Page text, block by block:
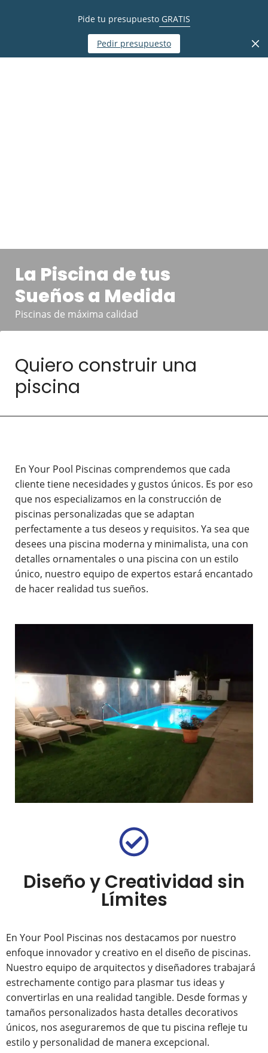
Pide tu presupuesto GRATIS
Pedir presupuesto
La Piscina de tus
Sueños a Medida
Piscinas de máxima calidad
Quiero construir una
piscina
En Your Pool Piscinas comprendemos que cada
cliente tiene necesidades y gustos únicos. Es por eso
que nos especializamos en la construcción de
piscinas personalizadas que se adaptan
perfectamente a tus deseos y requisitos. Ya sea que
desees una piscina moderna y minimalista, una con
detalles ornamentales o una piscina con un estilo
único, nuestro equipo de expertos estará encantado
de hacer realidad tus sueños.
Diseño y Creatividad sin
Límites
En Your Pool Piscinas nos destacamos por nuestro
enfoque innovador y creativo en el diseño de piscinas.
Nuestro equipo de arquitectos y diseñadores trabajará
estrechamente contigo para plasmar tus ideas y
convertirlas en una realidad tangible. Desde formas y
tamaños personalizados hasta detalles decorativos
únicos, nos aseguraremos de que tu piscina refleje tu
estilo y personalidad de manera excepcional.